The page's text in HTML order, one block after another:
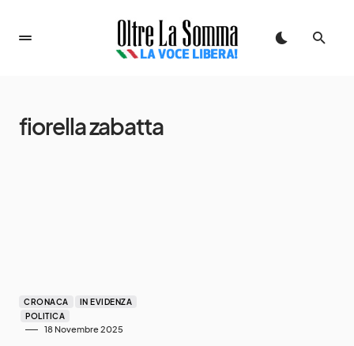
fiorella zabatta
CRONACA
IN EVIDENZA
POLITICA
18 Novembre 2025